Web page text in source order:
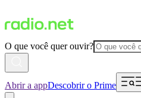
O que você quer ouvir?
Abrir a appDescobrir o Prime